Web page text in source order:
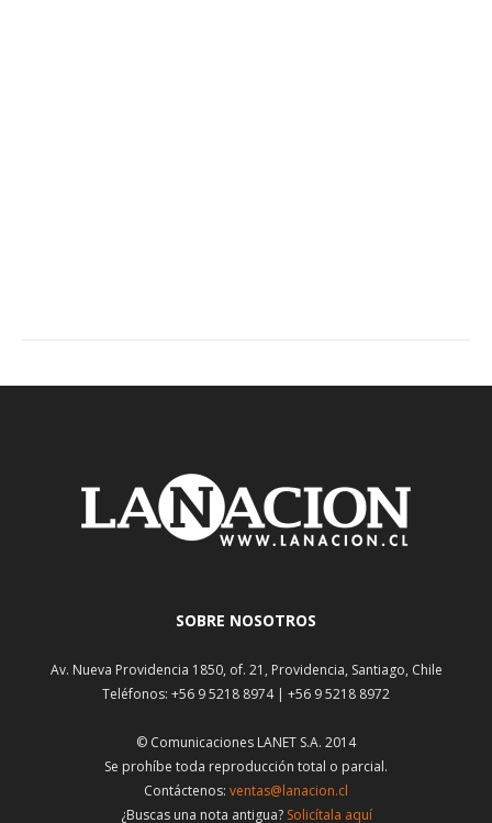
SOBRE NOSOTROS
Av. Nueva Providencia 1850, of. 21, Providencia, Santiago, Chile
Teléfonos: +56 9 5218 8974 | +56 9 5218 8972
© Comunicaciones LANET S.A. 2014
Se prohíbe toda reproducción total o parcial.
Contáctenos: ventas@lanacion.cl
¿Buscas una nota antigua? Solicítala aquí